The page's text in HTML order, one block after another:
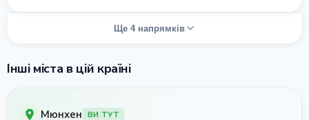
Ще 4 напрямків
Інші міста в цій країні
Мюнхен ВИ ТУТ